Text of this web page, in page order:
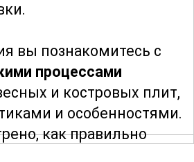
вы познакомитесь с
процессами
и костровых плит,
и особенностями.
как правильно